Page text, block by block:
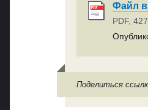
Файл
PDF,
Поделиться